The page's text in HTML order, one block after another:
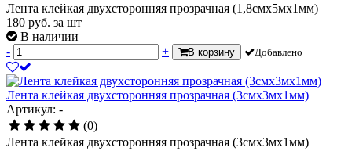
Лента клейкая двухсторонняя прозрачная (1,8смх5мх1мм)
180 руб. за шт
В наличии
-
+ В корзину Добавлено
Лента клейкая двухсторонняя прозрачная (3смх3мх1мм)
Артикул: -
(0)
Лента клейкая двухсторонняя прозрачная (3смх3мх1мм)